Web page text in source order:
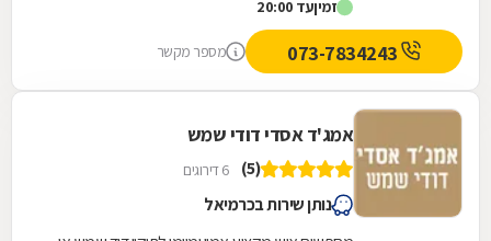
זמיןעד 20:00
מספר מקשר
אמג'ד אסדי דודי שמש
(5) 6 דירוגים
נותן שירות בכרמיאל